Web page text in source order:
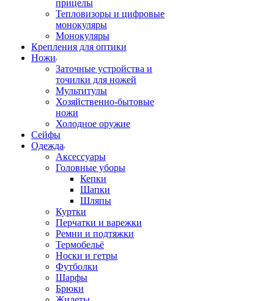
прицелы
Тепловизоры и цифровые
монокуляры
Монокуляры
Крепления для оптики
Ножи
Заточные устройства и
точилки для ножей
Мультитулы
Хозяйственно-бытовые
ножи
Холодное оружие
Сейфы
Одежда
Аксессуары
Головные уборы
Кепки
Шапки
Шляпы
Куртки
Перчатки и варежки
Ремни и подтяжки
Термобельё
Носки и гетры
Футболки
Шарфы
Брюки